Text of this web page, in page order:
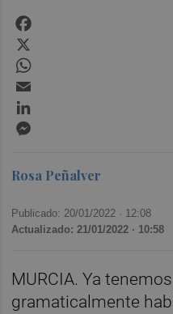
Rosa Peñalver
Publicado: 20/01/2022 · 12:08
Actualizado: 21/01/2022 · 10:58
MURCIA. Ya
gramaticalmente